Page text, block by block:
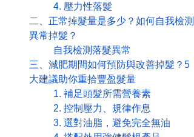
	4. 壓力性落髮
二、正常掉髮量是多少？如何自我檢測
異常掉髮？
	自我檢測落髮異常
三、減肥期間如何預防與改善掉髮？5
大建議助你重拾豐盈髮量
	1. 補足頭髮所需營養素
	2. 控制壓力、規律作息
	3. 選對油脂，避免完全無油